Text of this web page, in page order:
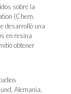
sobre la
(Chem.
desarrolló una
en resina
obtener
Alemania,